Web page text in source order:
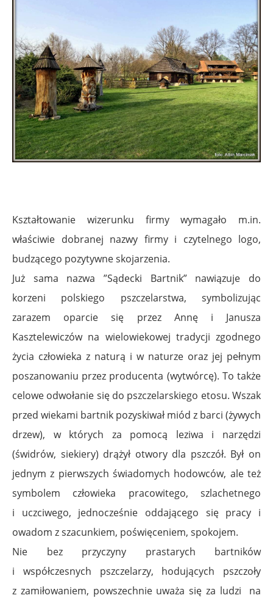
Kształtowanie wizerunku firmy wymagało m.in.
właściwie dobranej nazwy firmy i czytelnego logo,
budzącego pozytywne skojarzenia.
Już sama nazwa ”Sądecki Bartnik” nawiązuje do
korzeni polskiego pszczelarstwa, symbolizując
zarazem oparcie się przez Annę i Janusza
Kasztelewiczów na wielowiekowej tradycji zgodnego
życia człowieka z naturą i w naturze oraz jej pełnym
poszanowaniu przez producenta (wytwórcę). To także
celowe odwołanie się do pszczelarskiego etosu. Wszak
przed wiekami bartnik pozyskiwał miód z barci (żywych
drzew), w których za pomocą leziwa i narzędzi
(świdrów, siekiery) drążył otwory dla pszczół. Był on
jednym z pierwszych świadomych hodowców, ale też
symbolem człowieka pracowitego, szlachetnego
i uczciwego, jednocześnie oddającego się pracy i
owadom z szacunkiem, poświęceniem, spokojem.
Nie bez przyczyny prastarych bartników
i współczesnych pszczelarzy, hodujących pszczoły
z zamiłowaniem, powszechnie uważa się za ludzi na